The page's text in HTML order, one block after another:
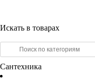
Искать в товарах
Сантехника